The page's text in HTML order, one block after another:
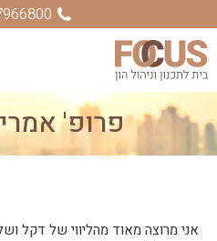
פרופ' here:
אני מרוצה מאוד מהליווי של דקל